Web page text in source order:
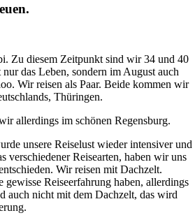
Zu diesem Zeitpunkt sind wir 34 und 40
das Leben, sondern im August auch
Wir reisen als Paar. Beide kommen wir
Thüringen.
allerdings im schönen Regensburg.
unsere Reiselust wieder intensiver und
verschiedener Reisearten, haben wir uns
Wir reisen mit Dachzelt.
Reiseerfahrung haben, allerdings
auch nicht mit dem Dachzelt, das wird